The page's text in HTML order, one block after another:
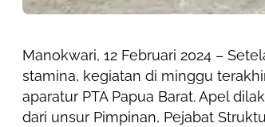
Manokwari, 12 Februari 2024 –
stamina, kegiatan di minggu
aparatur PTA Papua Barat. Apel
dari unsur Pimpinan, Pejabat